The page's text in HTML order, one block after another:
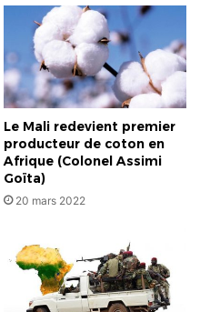
Le Mali redevient premier
producteur de coton en
Afrique (Colonel Assimi
Goïta)
20 mars 2022